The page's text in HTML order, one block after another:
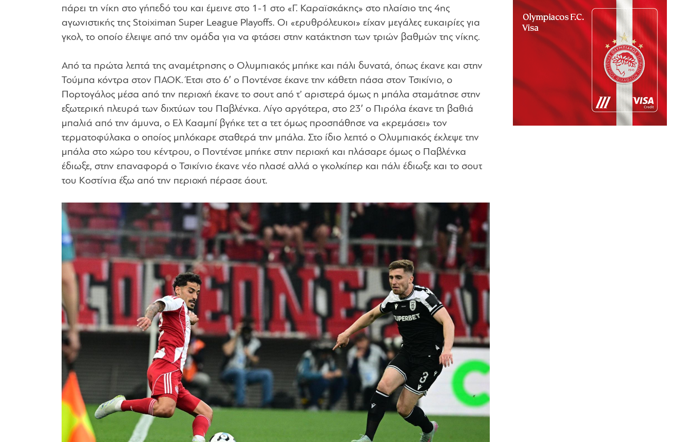
πάρει τη νίκη στο γήπεδό του και έμεινε στο 1-1 στο «Γ. Καραϊσκάκης» στο πλαίσιο της 4ης
αγωνιστικής της Stoiximan Super League Playoffs. Οι «ερυθρόλευκοι» είχαν μεγάλες ευκαιρίες για
γκολ, το οποίο έλειψε από την ομάδα για να φτάσει στην κατάκτηση των τριών βαθμών της νίκης.
Από τα πρώτα λεπτά της αναμέτρησης ο Ολυμπιακός μπήκε και πάλι δυνατά, όπως έκανε και στην
Τούμπα κόντρα στον ΠΑΟΚ. Έτσι στο 6′ ο Ποντένσε έκανε την κάθετη πάσα στον Τσικίνιο, ο
Πορτογάλος μέσα από την περιοχή έκανε το σουτ από τ’ αριστερά όμως η μπάλα σταμάτησε στην
εξωτερική πλευρά των διχτύων του Παβλένκα. Λίγο αργότερα, στο 23′ ο Πιρόλα έκανε τη βαθιά
μπαλιά από την άμυνα, ο Ελ Κααμπί βγήκε τετ α τετ όμως προσπάθησε να «κρεμάσει» τον
τερματοφύλακα ο οποίος μπλόκαρε σταθερά την μπάλα. Στο ίδιο λεπτό ο Ολυμπιακός έκλεψε την
μπάλα στο χώρο του κέντρου, ο Ποντένσε μπήκε στην περιοχή και πλάσαρε όμως ο Παβλένκα
έδιωξε, στην επαναφορά ο Τσικίνιο έκανε νέο πλασέ αλλά ο γκολκίπερ και πάλι έδιωξε και το σουτ
του Κοστίνια έξω από την περιοχή πέρασε άουτ.